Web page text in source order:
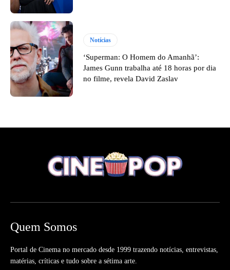
Notícias
‘Superman: O Homem do Amanhã’:
James Gunn trabalha até 18 horas por dia
no filme, revela David Zaslav
Quem Somos
Portal de Cinema no mercado desde 1999 trazendo notícias, entrevistas,
matérias, críticas e tudo sobre a sétima arte.